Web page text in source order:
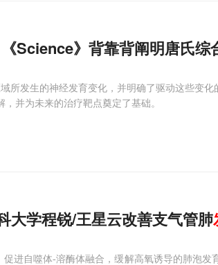
Science》背靠背阐明唐氏综
所发生的神经发育变化，并明确了驱动这些变
并为未来的治疗靶点奠定了基础。
科大学程锐/王星云改善支气管肺
促进自噬体-溶酶体融合，缓解高氧诱导的肺泡发